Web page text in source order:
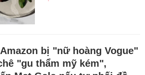
bị "nữ hoàng Vogue"
"gu thẩm mỹ kém",